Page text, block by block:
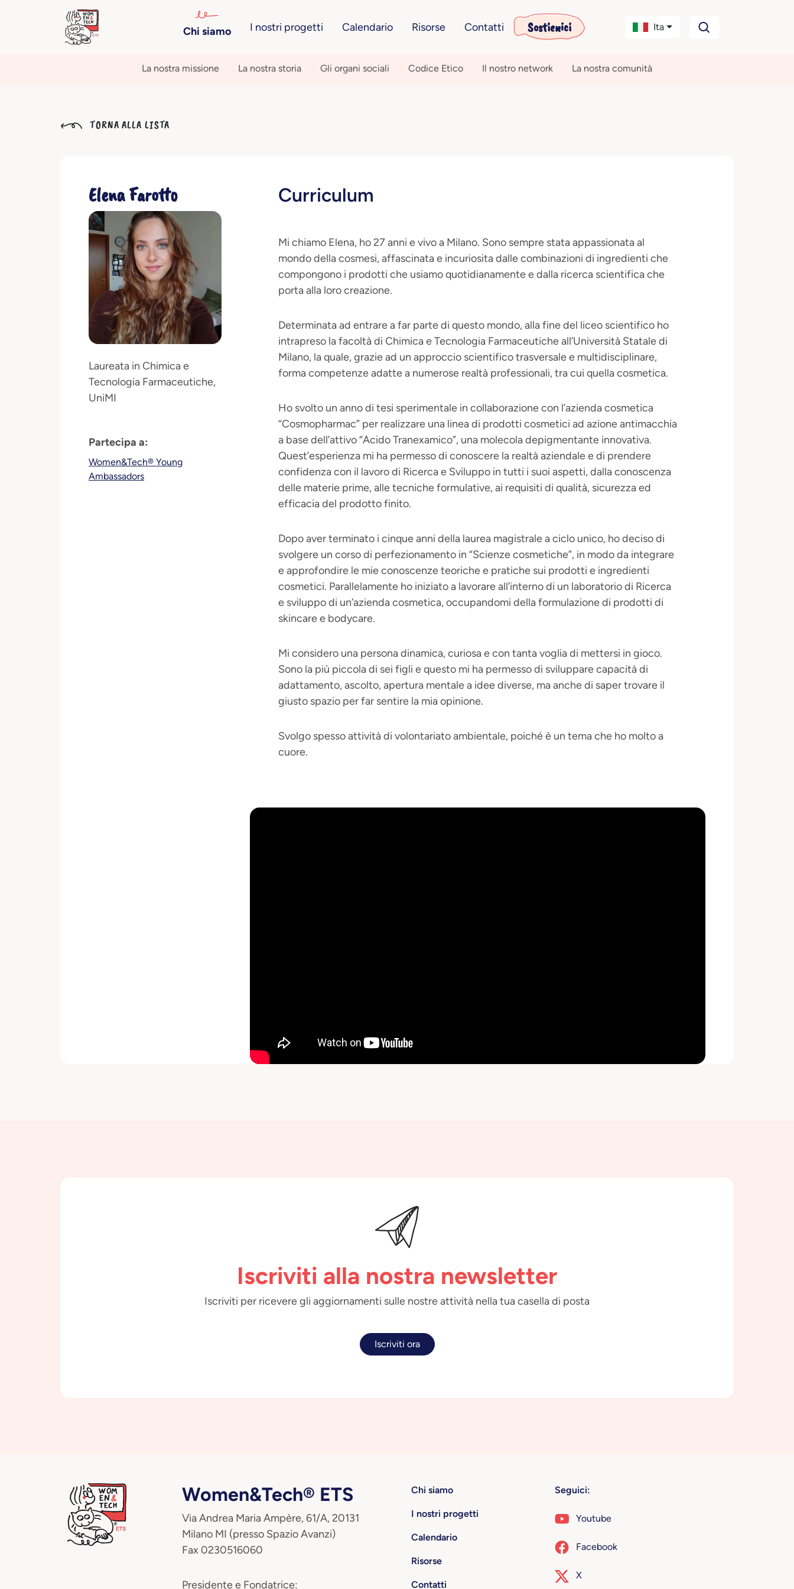
Chi siamo I nostri progetti Calendario Risorse Contatti Sostienici Ita
La nostra missione La nostra storia Gli organi sociali Codice Etico Il nostro network La nostra comunità
TORNA ALLA LISTA
Elena Farotto
Laureata in Chimica e
Tecnologia Farmaceutiche,
UniMI
Partecipa a:
Women&Tech® Young
Ambassadors
Curriculum
Mi chiamo Elena, ho 27 anni e vivo a Milano. Sono sempre stata appassionata al
mondo della cosmesi, affascinata e incuriosita dalle combinazioni di ingredienti che
compongono i prodotti che usiamo quotidianamente e dalla ricerca scientifica che
porta alla loro creazione.
Determinata ad entrare a far parte di questo mondo, alla fine del liceo scientifico ho
intrapreso la facoltà di Chimica e Tecnologia Farmaceutiche all’Università Statale di
Milano, la quale, grazie ad un approccio scientifico trasversale e multidisciplinare,
forma competenze adatte a numerose realtà professionali, tra cui quella cosmetica.
Ho svolto un anno di tesi sperimentale in collaborazione con l’azienda cosmetica
“Cosmopharmac” per realizzare una linea di prodotti cosmetici ad azione antimacchia
a base dell’attivo “Acido Tranexamico”, una molecola depigmentante innovativa.
Quest’esperienza mi ha permesso di conoscere la realtà aziendale e di prendere
confidenza con il lavoro di Ricerca e Sviluppo in tutti i suoi aspetti, dalla conoscenza
delle materie prime, alle tecniche formulative, ai requisiti di qualità, sicurezza ed
efficacia del prodotto finito.
Dopo aver terminato i cinque anni della laurea magistrale a ciclo unico, ho deciso di
svolgere un corso di perfezionamento in “Scienze cosmetiche”, in modo da integrare
e approfondire le mie conoscenze teoriche e pratiche sui prodotti e ingredienti
cosmetici. Parallelamente ho iniziato a lavorare all’interno di un laboratorio di Ricerca
e sviluppo di un’azienda cosmetica, occupandomi della formulazione di prodotti di
skincare e bodycare.
Mi considero una persona dinamica, curiosa e con tanta voglia di mettersi in gioco.
Sono la più piccola di sei figli e questo mi ha permesso di sviluppare capacità di
adattamento, ascolto, apertura mentale a idee diverse, ma anche di saper trovare il
giusto spazio per far sentire la mia opinione.
Svolgo spesso attività di volontariato ambientale, poiché è un tema che ho molto a
cuore.
Iscriviti alla nostra newsletter
Iscriviti per ricevere gli aggiornamenti sulle nostre attività nella tua casella di posta
Iscriviti ora
Women&Tech® ETS
Via Andrea Maria Ampère, 61/A, 20131
Milano MI (presso Spazio Avanzi)
Fax 0230516060
Presidente e Fondatrice:
Chi siamo
I nostri progetti
Calendario
Risorse
Contatti
Seguici:
Youtube
Facebook
X